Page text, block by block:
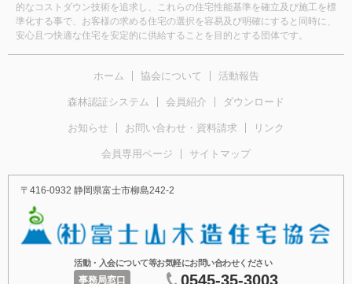
的なコストダウン技術を追求し、これらの住宅性能基準を確立及び施工を標
準化する事で、お客様の求める住宅の選択を容易及び明確にすると同時に、
安心且つ快適な住宅を安定的に供給することを目的とする団体です。
ホーム 協会について 活動報告
森林認証システム 会員紹介 ダウンロード
お知らせ お問い合わせ・資料請求 リンク
会員専用ページ サイトマップ
〒416-0932 静岡県富士市柳島242-2
活動・入会について等お気軽にお問い合わせください
事務局窓口 0545-35-3003